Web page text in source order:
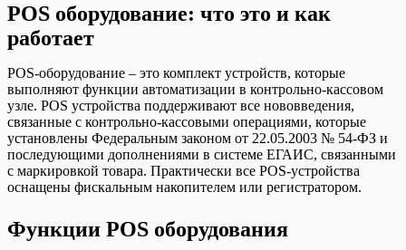
POS оборудование: что это и как
работает
POS-оборудование – это комплект устройств, которые
выполняют функции автоматизации в контрольно-кассовом
узле. POS устройства поддерживают все нововведения,
связанные с контрольно-кассовыми операциями, которые
установлены Федеральным законом от 22.05.2003 № 54-ФЗ и
последующими дополнениями в системе ЕГАИС, связанными
с маркировкой товара. Практически все POS-устройства
оснащены фискальным накопителем или регистратором.
Функции POS оборудования